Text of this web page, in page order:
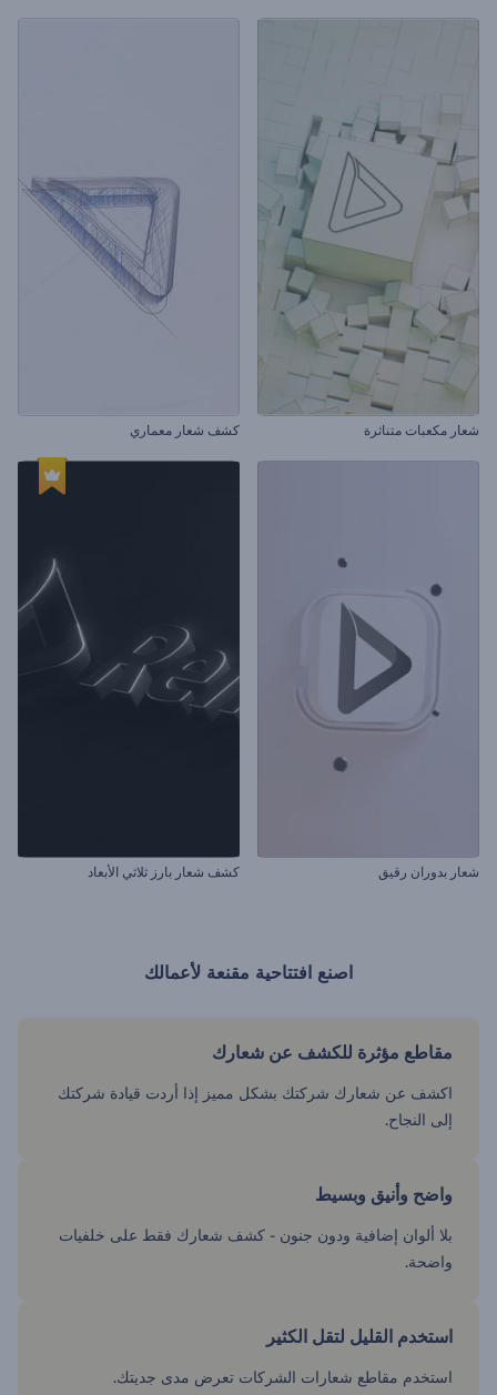
شعار مكعبات متناثرة كشف شعار معماري
شعار بدوران رقيق كشف شعار بارز ثلاثي الأبعاد
اصنع افتتاحية مقنعة لأعمالك
مقاطع مؤثرة للكشف عن شعارك
اكشف عن شعارك شركتك بشكل مميز إذا أردت قيادة شركتك
إلى النجاح.
واضح وأنيق وبسيط
بلا ألوان إضافية ودون جنون - كشف شعارك فقط على خلفيات
واضحة.
استخدم القليل لتقل الكثير
استخدم مقاطع شعارات الشركات تعرض مدى جديتك.